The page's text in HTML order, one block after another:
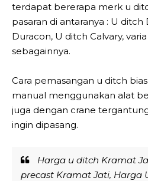
terdapat bererapa merk u
pasaran di antaranya : U ditch
Duracon, U ditch Calvary,
sebagainnya.
Cara pemasangan u ditch
manual menggunakan alat
juga dengan crane
ingin dipasang.
Harga u ditch Kramat
precast Kramat Jati, Harga